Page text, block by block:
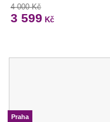
4 000 Kč
3 599 Kč
Praha